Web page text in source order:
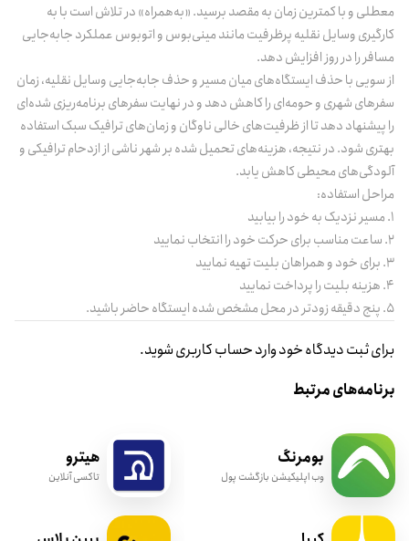
معطلی و با کمترین زمان به مقصد برسید. «به‌­همراه» در تلاش است با به
کارگیری وسایل نقلیه پرظرفیت مانند مینی‌بوس و اتوبوس عملکرد جابه‌جایی
مسافر را در روز افزایش دهد.
از سویی با حذف ایستگاه‌های میان مسیر و حذف جابه‌جایی وسایل نقلیه، زمان
سفرهای شهری و حومه‌ای را کاهش دهد و در نهایت سفرهای برنامه‌ریزی‌ شده‌ای
را پیشنهاد دهد تا از ظرفیت‌های خالی ناوگان و زمان‌های ترافیک سبک استفاده
بهتری شود. در نتیجه، هزینه‌های تحمیل شده بر شهر ناشی از ازدحام ترافیکی و
آلودگی‌های محیطی کاهش یابد.
مراحل استفاده:
۱. مسیر نزدیک به خود را بیابید
۲. ساعت مناسب برای حرکت خود را انتخاب نمایید
۳. برای خود و همراهان بلیت تهیه نمایید
۴. هزینه بلیت را پرداخت نمایید
۵. پنج دقیقه زودتر در محل مشخص شده ایستگاه حاضر باشید.
برای ثبت دیدگاه خود وارد حساب کاربری شوید.
برنامه‌های مرتبط
بومرنگ
وب اپلیکیشن بازگشت پول
هیترو
تاکسی آنلاین